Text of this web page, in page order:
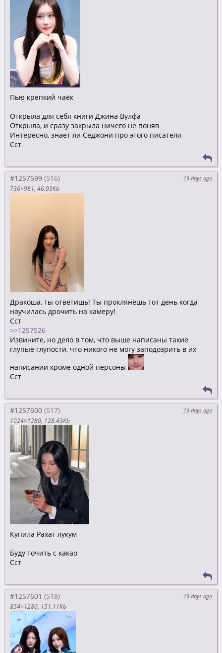
Пью крепкий чаёк
Открыла для себя книги Джина Вулфа
Открыла, и сразу закрыла ничего не поняв
Интересно, знает ли Седжони про этого писателя
Сст
#1257599
19 days ago
736×981 46.93Kb
Дракоша, ты ответишь! Ты проклянёшь тот день когда
научилась дрочить на камеру!
Сст
>>1257526
Извините, но дело в том, что выше написаны такие
глупые глупости, что никого не могу заподозрить в их
написании кроме одной персоны
Сст
#1257600
19 days ago
1024×1280 128.43Kb
Купила Рахат лукум
Буду точить с какао
Сст
#1257601
19 days ago
854×1280 151.11Kb